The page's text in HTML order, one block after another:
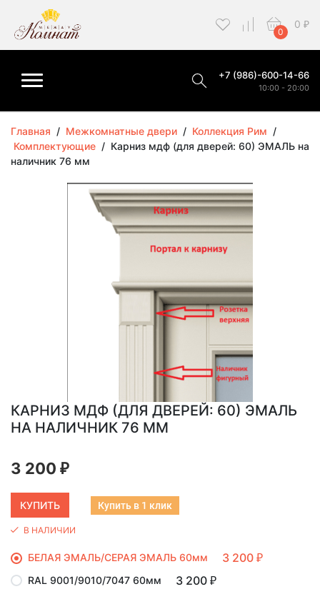
0
0 ₽
+7 (986)-600-14-66
10:00 - 20:00
Главная / Межкомнатные двери / Коллекция Рим /
Комплектующие / Карниз мдф (для дверей: 60) ЭМАЛЬ на
наличник 76 мм
КАРНИЗ МДФ (ДЛЯ ДВЕРЕЙ: 60) ЭМАЛЬ
НА НАЛИЧНИК 76 ММ
3 200 ₽
Купить в 1 клик
В НАЛИЧИИ
БЕЛАЯ ЭМАЛЬ/СЕРАЯ ЭМАЛЬ 60мм 3 200 ₽
RAL 9001/9010/7047 60мм 3 200 ₽